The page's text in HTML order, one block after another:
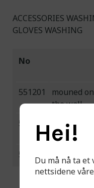
ACCESSORIES
GLOVES WASHING
No
551201
mouned on
the wall
551202
free-
standing
551203 ?JET? gun
Hei!
Du må nå ta et
nettsidene